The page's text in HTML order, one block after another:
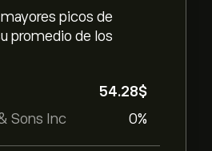
picos de
promedio de los
Sons Inc
54.28‎$‎
0%